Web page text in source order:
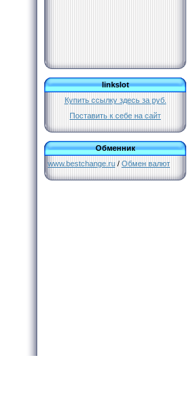
linkslot
Купить ссылку здесь за руб.
Поставить к себе на сайт
Обменник
www.bestchange.ru / Обмен валют